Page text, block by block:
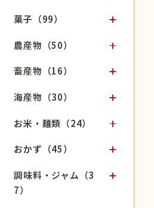
菓子（99）
農産物（50）
畜産物（16）
海産物（30）
お米・麺類（24）
おかず（45）
調味料・ジャム（3
7）